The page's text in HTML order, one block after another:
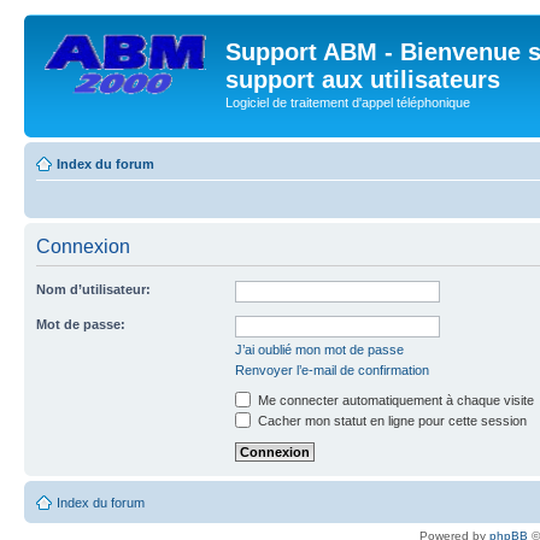
Support ABM - Bienvenue
support aux utilisateurs
Logiciel de traitement d'appel téléphonique
Index du forum
Connexion
Nom d’utilisateur:
Mot de passe:
J’ai oublié mon mot de passe
Renvoyer l’e-mail de confirmation
Me connecter automatiquement à chaque visite
Cacher mon statut en ligne pour cette session
Index du forum
Powered by phpBB